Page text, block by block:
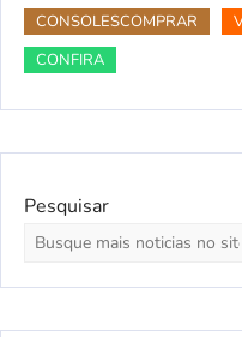
CONSOLESCOMPRAR
CONFIRA
Pesquisar